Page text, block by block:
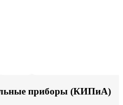
приборы (КИПиА)